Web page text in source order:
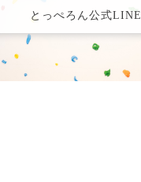
とっぺろん公式LINE